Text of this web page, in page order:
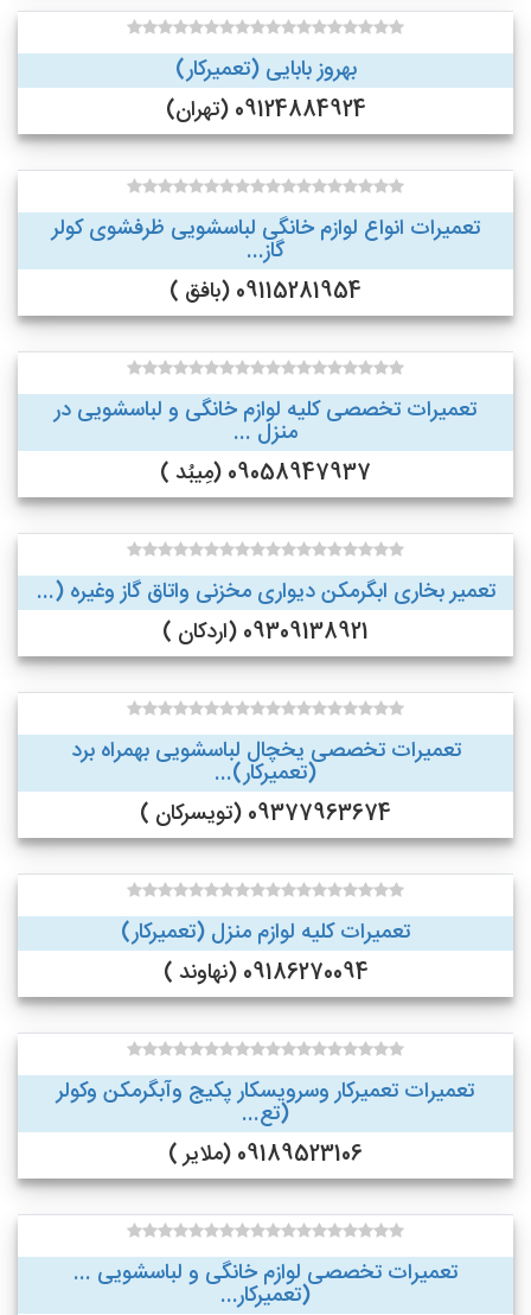
بهروز بابایی (تعمیرکار)
09124884924 (تهران)
تعمیرات انواع لوازم خانگی لباسشویی ظرفشوی کولر
گاز...
09115281954 (بافق )
تعمیرات تخصصی کلیه لوازم خانگی و لباسشویی در
منزل ...
09058947937 (مِیبُد )
تعمیر بخاری ابگرمکن دیواری مخزنی واتاق گاز وغیره (...
09309138921 (اردکان )
تعمیرات تخصصی یخچال لباسشویی بهمراه برد
(تعمیرکار)...
09377963674 (تویسرکان )
تعمیرات کلیه لوازم منزل (تعمیرکار)
09186270094 (نهاوند )
تعمیرات تعمیرکار وسرویسکار پکیج وآبگرمکن وکولر
(تع...
09189523106 (ملایر )
تعمیرات تخصصی لوازم خانگی و لباسشویی ...
(تعمیرکار...